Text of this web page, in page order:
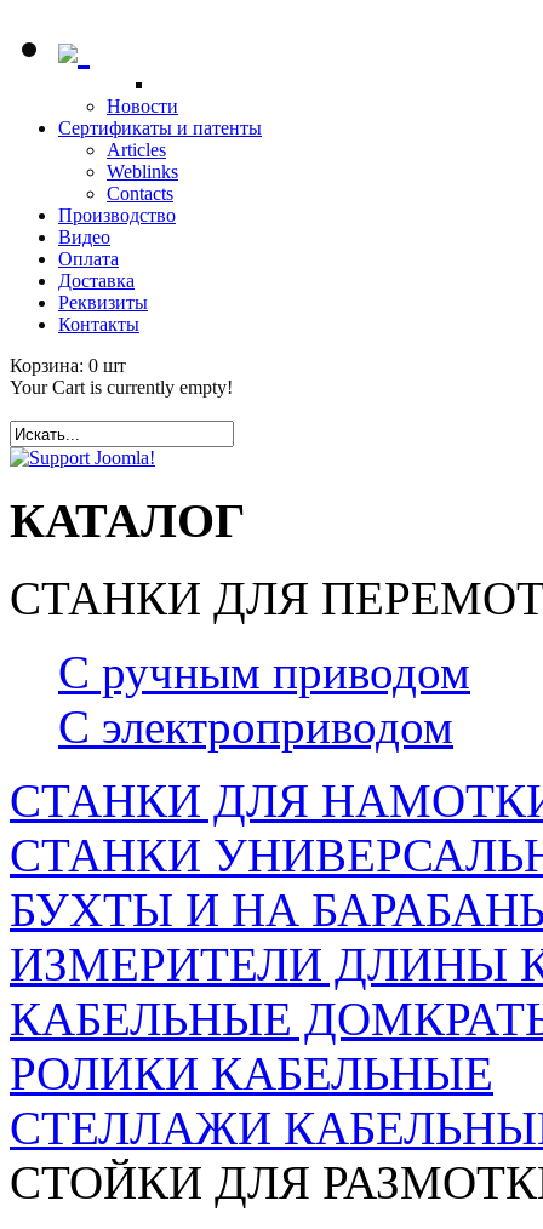
Новости
Сертификаты и патенты
Articles
Weblinks
Contacts
Производство
Видео
Оплата
Доставка
Реквизиты
Контакты
Корзина: 0 шт
Your Cart is currently empty!
КАТАЛОГ
СТАНКИ ДЛЯ
С ручным приводом
С электроприводом
СТАНКИ ДЛЯ
СТАНКИ
БУХТЫ И НА
ИЗМЕРИТЕЛИ ДЛИНЫ
КАБЕЛЬНЫЕ
РОЛИКИ КАБЕЛЬНЫЕ
СТЕЛЛАЖИ
СТОЙКИ ДЛЯ